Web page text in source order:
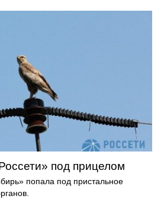
под прицелом
попала под пристальное